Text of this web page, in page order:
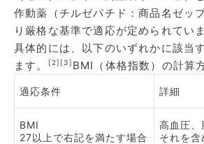
作動薬（チルゼパチド：商品名ゼッ
り厳格な基準で適応が定められていま
具体的には、以下のいずれかに該当
ます。
[2] [3] BMI（体格指数）の計算
適応条件 詳細
BMI
27以上で右記を満たす場合
高血圧
それを